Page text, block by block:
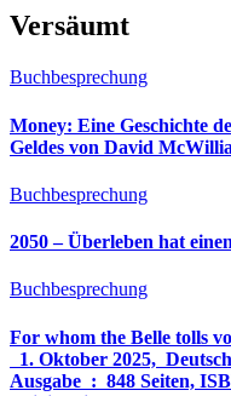
Versäumt
Buchbesprechung
Money: Eine Geschichte
Geldes von David
Buchbesprechung
2050 – Überleben hat
Buchbesprechung
For whom the Belle tolls
1. Oktober 2025,
Ausgabe ‏ : ‎ 848 Seiten, ISBN-13 ‏ : ‎ 978-3764533694,